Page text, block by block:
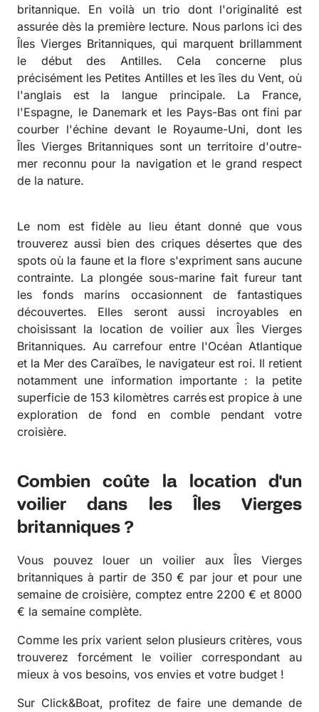
britannique. En voilà un trio dont l'originalité est
assurée dès la première lecture. Nous parlons ici des
Îles Vierges Britanniques, qui marquent brillamment
le début des Antilles. Cela concerne plus
précisément les Petites Antilles et les îles du Vent, où
l'anglais est la langue principale. La France,
l'Espagne, le Danemark et les Pays-Bas ont fini par
courber l'échine devant le Royaume-Uni, dont les
Îles Vierges Britanniques sont un territoire d'outre-
mer reconnu pour la navigation et le grand respect
de la nature.
Le nom est fidèle au lieu étant donné que vous
trouverez aussi bien des criques désertes que des
spots où la faune et la flore s'expriment sans aucune
contrainte. La plongée sous-marine fait fureur tant
les fonds marins occasionnent de fantastiques
découvertes. Elles seront aussi incroyables en
choisissant la location de voilier aux Îles Vierges
Britanniques. Au carrefour entre l'Océan Atlantique
et la Mer des Caraïbes, le navigateur est roi. Il retient
notamment une information importante : la petite
superficie de 153 kilomètres carrésest propice à une
exploration de fond en comble pendant votre
croisière.
Combien coûte la location d'un
voilier dans les Îles Vierges
britanniques ?
Vous pouvez louer un voilier aux Îles Vierges
britanniques à partir de 350 € par jour et pour une
semaine de croisière, comptez entre 2200 € et 8000
€ la semaine complète.
Comme les prix varient selon plusieurs critères, vous
trouverez forcément le voilier correspondant au
mieux à vos besoins, vos envies et votre budget !
Sur Click&Boat, profitez de faire une demande de